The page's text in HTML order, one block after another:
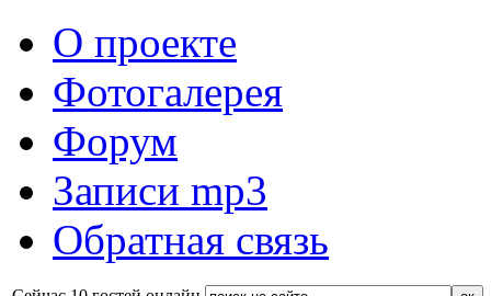
О проекте
Фотогалерея
Форум
Записи mp3
Обратная связь